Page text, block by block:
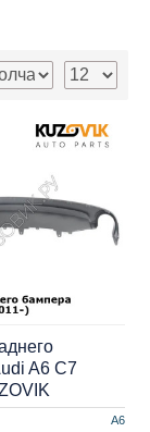
A6
A6 C7